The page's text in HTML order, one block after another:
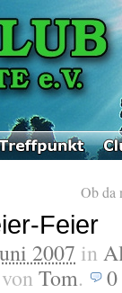
Ob da
Feier
2007 in
von Tom. 0